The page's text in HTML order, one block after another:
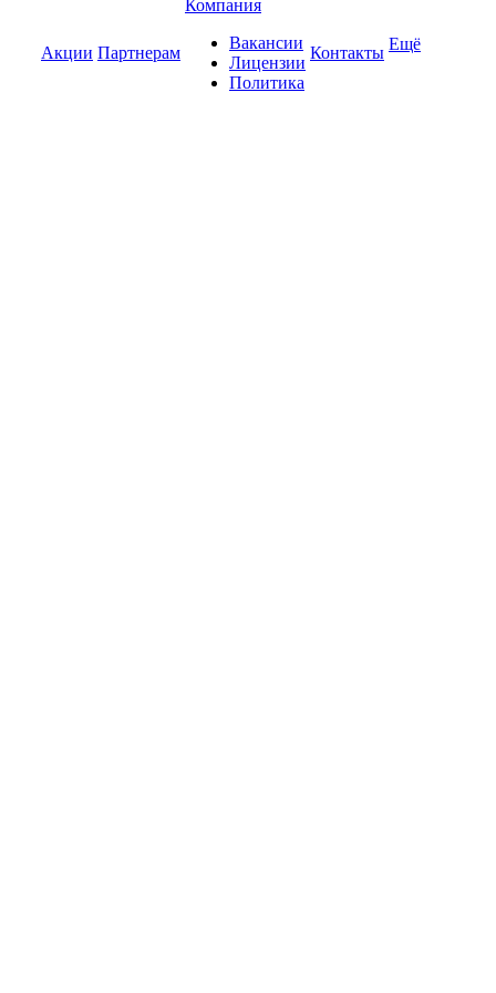
Акции Партнерам
Компания
Вакансии
Лицензии
Политика
Контакты Ещё